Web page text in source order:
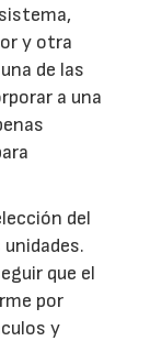
y otra
de las
a una
del
que el
por
y